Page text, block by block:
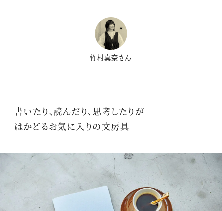
竹村真奈さん
書いたり、読んだり、思考したりが
はかどるお気に入りの文房具